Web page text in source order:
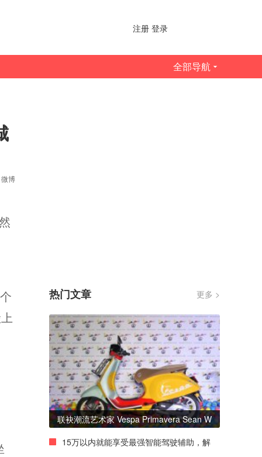
注册 登录
全部导航
微博
热门文章 更多 >
联袂潮流艺术家 Vespa Primavera Sean W
15万以内就能享受最强智能驾驶辅助，解